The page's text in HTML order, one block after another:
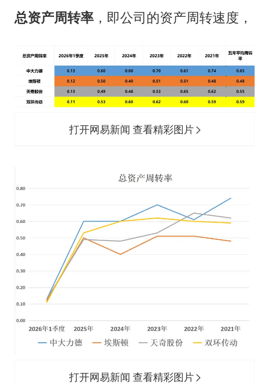
总资产周转率，即公司的资产周转速度，
打开网易新闻 查看精彩图片
打开网易新闻 查看精彩图片